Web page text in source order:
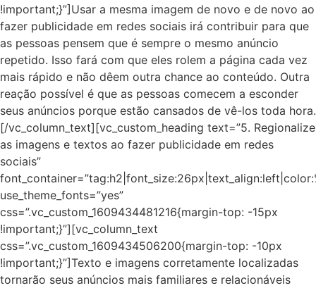
!important;}”]Usar a mesma imagem de novo e de novo ao
fazer publicidade em redes sociais irá contribuir para que
as pessoas pensem que é sempre o mesmo anúncio
repetido. Isso fará com que eles rolem a página cada vez
mais rápido e não dêem outra chance ao conteúdo. Outra
reação possível é que as pessoas comecem a esconder
seus anúncios porque estão cansados de vê-los toda hora.
[/vc_column_text][vc_custom_heading text=”5. Regionalize
as imagens e textos ao fazer publicidade em redes
sociais”
use_theme_fonts=”yes”
css=”.vc_custom_1609434481216{margin-top: -15px
!important;}”][vc_column_text
css=”.vc_custom_1609434506200{margin-top: -10px
!important;}”]Texto e imagens corretamente localizadas
tornarão seus anúncios mais familiares e relacionáveis